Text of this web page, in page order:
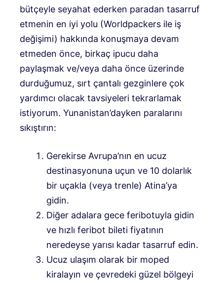
bütçeyle seyahat ederken paradan tasarruf
etmenin en iyi yolu (Worldpackers ile iş
değişimi) hakkında konuşmaya devam
etmeden önce, birkaç ipucu daha
paylaşmak ve/veya daha önce üzerinde
durduğumuz, sırt çantalı gezginlere çok
yardımcı olacak tavsiyeleri tekrarlamak
istiyorum. Yunanistan’dayken paralarını
sıkıştırın:
Gerekirse Avrupa’nın en ucuz
destinasyonuna uçun ve 10 dolarlık
bir uçakla (veya trenle) Atina’ya
gidin.
Diğer adalara gece feribotuyla gidin
ve hızlı feribot bileti fiyatının
neredeyse yarısı kadar tasarruf edin.
Ucuz ulaşım olarak bir moped
kiralayın ve çevredeki güzel bölgeyi